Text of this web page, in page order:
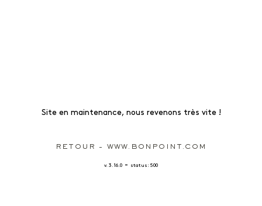
Site en maintenance, nous revenons très vite !
RETOUR - WWW.BONPOINT.COM
v. 3.16.0 - status: 500